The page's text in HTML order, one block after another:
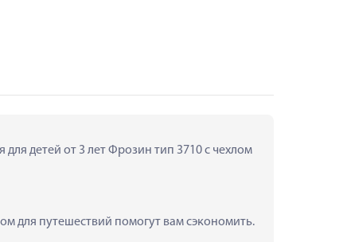
детей от 3 лет Фрозин тип 3710 с чехлом
для путешествий помогут вам сэкономить.